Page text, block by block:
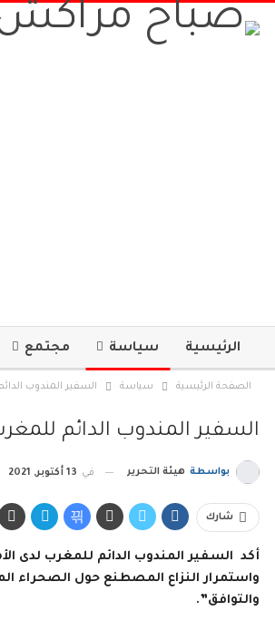
الرئيسية سياسة مجتمع
الصفحة الرئيسية سياسة السفير المندوب
السفير المندوب الدائم
بواسطة هيئة التحرير في 13 أكتوبر, 2021
شارك
أكد السفير المندوب الدائم للمغرب لدى
واستمرار النزاع المصطنع حول الصحراء
والتوافق”.